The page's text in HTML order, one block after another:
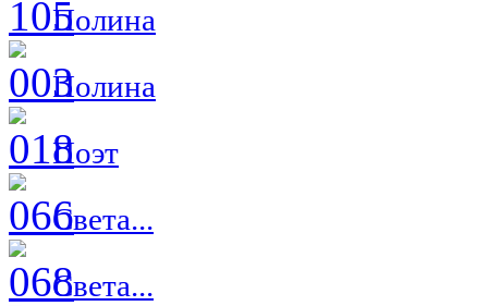
Полина
Полина
Поэт
Света...
Света...